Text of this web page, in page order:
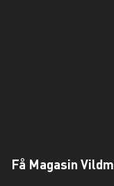
Få Magasin